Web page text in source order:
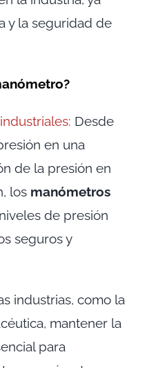
y la seguridad de
Desde
en una
de la presión en
los manómetros
de presión
seguros y
industrias, como la
mantener la
para